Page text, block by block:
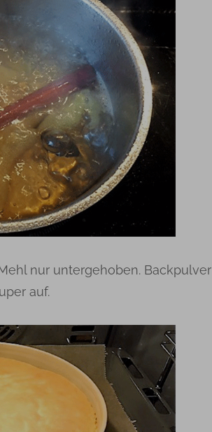
nur untergehoben. Backpulver
auf.